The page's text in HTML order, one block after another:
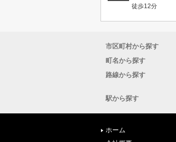
徒歩12分
市区町村から探す
町名から探す
路線から探す
駅から探す
ホーム